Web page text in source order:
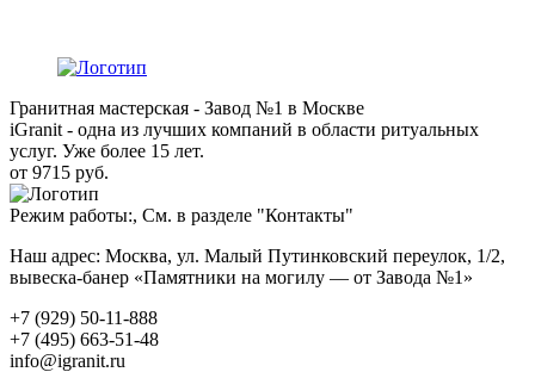
Гранитная мастерская - Завод №1 в Москве
iGranit - одна из лучших компаний в области ритуальных
услуг. Уже более 15 лет.
от 9715 руб.
Режим работы:, См. в разделе "Контакты"
Наш адрес: Москва, ул. Малый Путинковский переулок, 1/2,
вывеска-банер «Памятники на могилу — от Завода №1»
+7 (929) 50-11-888
+7 (495) 663-51-48
info@igranit.ru